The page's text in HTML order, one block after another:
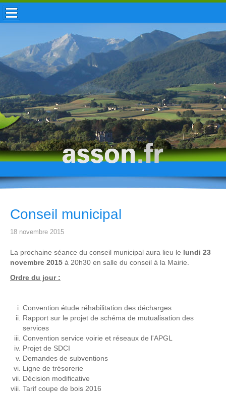
ACCUEIL / INFOS
MUNICIPALITÉ
VIE LOCALE
ENFANCE
TOURISME
HISTOIRE
Conseil municipal
18 novembre 2015
La prochaine séance du conseil municipal aura lieu le lundi 23
novembre 2015 à 20h30 en salle du conseil à la Mairie.
Ordre du jour :
Convention étude réhabilitation des décharges
Rapport sur le projet de schéma de mutualisation des
services
Convention service voirie et réseaux de l'APGL
Projet de SDCI
Demandes de subventions
Ligne de trésorerie
Décision modificative
Tarif coupe de bois 2016